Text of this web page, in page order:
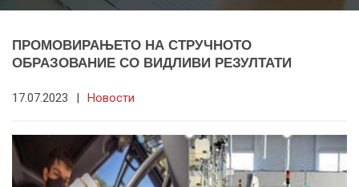
ПРОМОВИРАЊЕТО НА СТРУЧНОТО
ОБРАЗОВАНИЕ СО ВИДЛИВИ РЕЗУЛТАТИ
17.07.2023 | Новости